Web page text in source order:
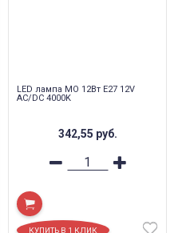
LED лампа МО 12Вт Е27 12V
AC/DC 4000K
342,55 руб.